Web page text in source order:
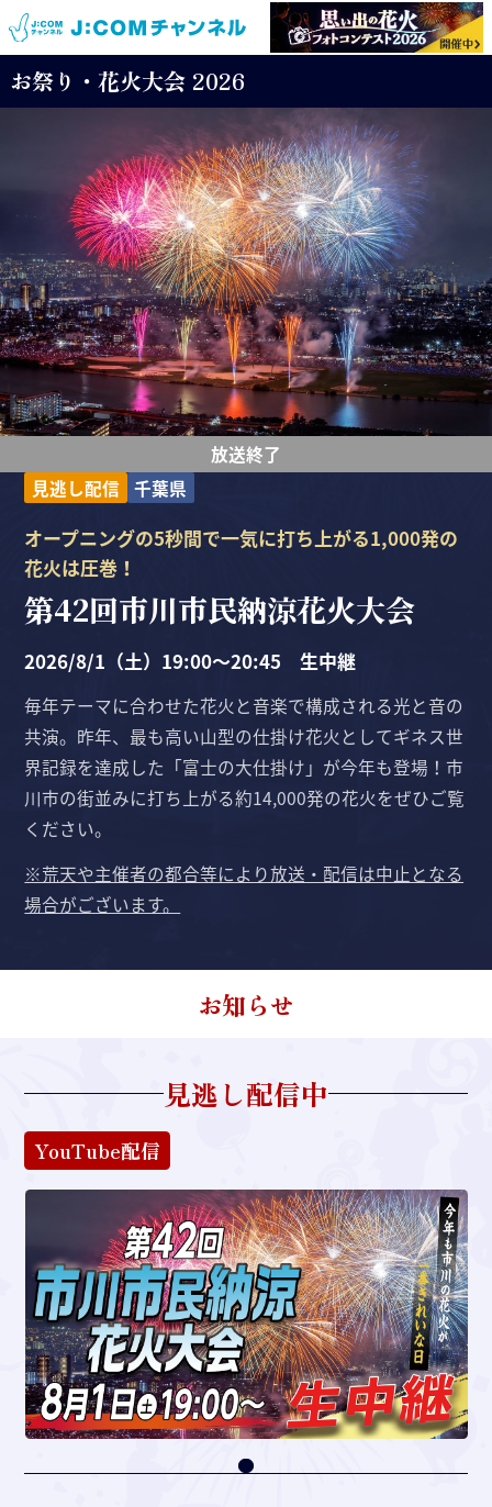
お祭り・花火大会 2026
放送終了
見逃し配信 千葉県
オープニングの5秒間で一気に打ち上がる1,000発の
花火は圧巻！
第42回市川市民納涼花火大会
2026/8/1（土）19:00〜20:45 生中継
毎年テーマに合わせた花火と音楽で構成される光と音の
共演。昨年、最も高い山型の仕掛け花火としてギネス世
界記録を達成した「富士の大仕掛け」が今年も登場！市
川市の街並みに打ち上がる約14,000発の花火をぜひご覧
ください。
※荒天や主催者の都合等により放送・配信は中止となる
場合がございます。
お知らせ
見逃し配信中
YouTube配信